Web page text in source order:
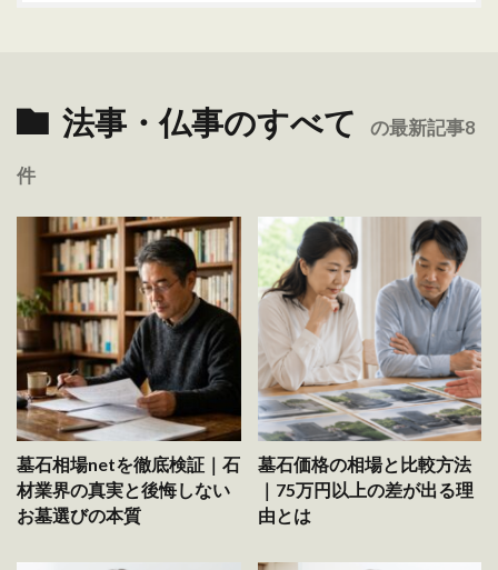
法事・仏事のすべて の最新記事8
件
墓石相場netを徹底検証｜石
材業界の真実と後悔しない
お墓選びの本質
墓石価格の相場と比較方法
｜75万円以上の差が出る理
由とは